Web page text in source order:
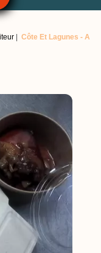
Côte Et Lagunes -A